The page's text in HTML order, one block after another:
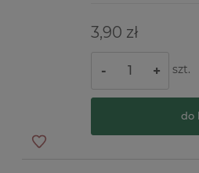
3,90 zł
- + szt.
do